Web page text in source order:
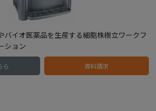
バイオ医薬品を生産する細胞株樹立ワークフ
ション
ら 資料請求